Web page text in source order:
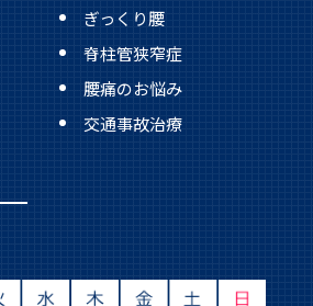
ぎっくり腰
脊柱管狭窄症
腰痛のお悩み
交通事故治療